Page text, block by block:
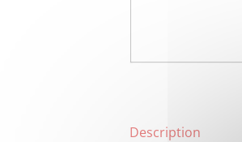
Description